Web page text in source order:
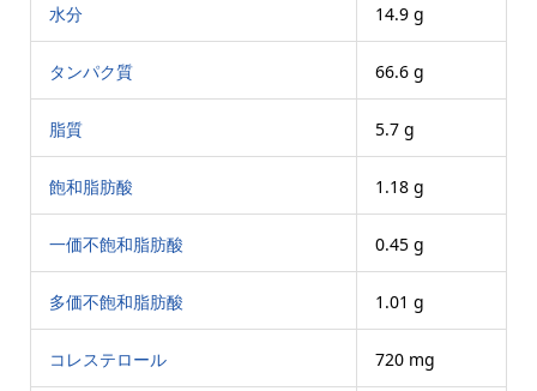
水分 14.9 g
タンパク質 66.6 g
脂質 5.7 g
飽和脂肪酸 1.18 g
一価不飽和脂肪酸 0.45 g
多価不飽和脂肪酸 1.01 g
コレステロール 720 mg